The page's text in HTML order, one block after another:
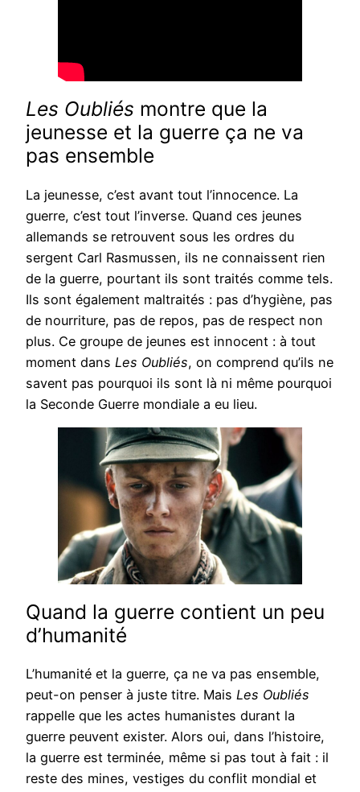
Les Oubliés montre que la
jeunesse et la guerre ça ne va
pas ensemble
La jeunesse, c’est avant tout l’innocence. La
guerre, c’est tout l’inverse. Quand ces jeunes
allemands se retrouvent sous les ordres du
sergent Carl Rasmussen, ils ne connaissent rien
de la guerre, pourtant ils sont traités comme tels.
Ils sont également maltraités : pas d’hygiène, pas
de nourriture, pas de repos, pas de respect non
plus. Ce groupe de jeunes est innocent : à tout
moment dans Les Oubliés, on comprend qu’ils ne
savent pas pourquoi ils sont là ni même pourquoi
la Seconde Guerre mondiale a eu lieu.
Quand la guerre contient un peu
d’humanité
L’humanité et la guerre, ça ne va pas ensemble,
peut-on penser à juste titre. Mais Les Oubliés
rappelle que les actes humanistes durant la
guerre peuvent exister. Alors oui, dans l’histoire,
la guerre est terminée, même si pas tout à fait : il
reste des mines, vestiges du conflit mondial et